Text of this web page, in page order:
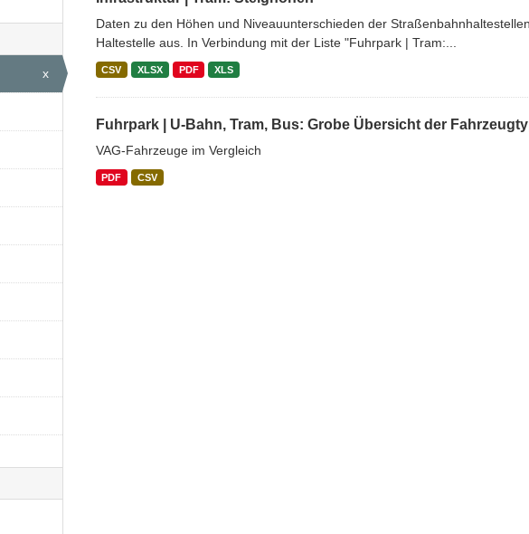
x
Daten zu den Höhen und Niveauunterschieden der
Haltestelle aus. In Verbindung mit der Liste "Fuhrpark | Tram:...
CSV XLSX PDF XLS
Fuhrpark | U-Bahn, Tram, Bus: Grobe Übersicht der
VAG-Fahrzeuge im Vergleich
PDF CSV